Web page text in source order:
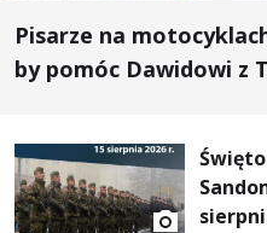
Pisarze na
by pomóc Dawidowi z